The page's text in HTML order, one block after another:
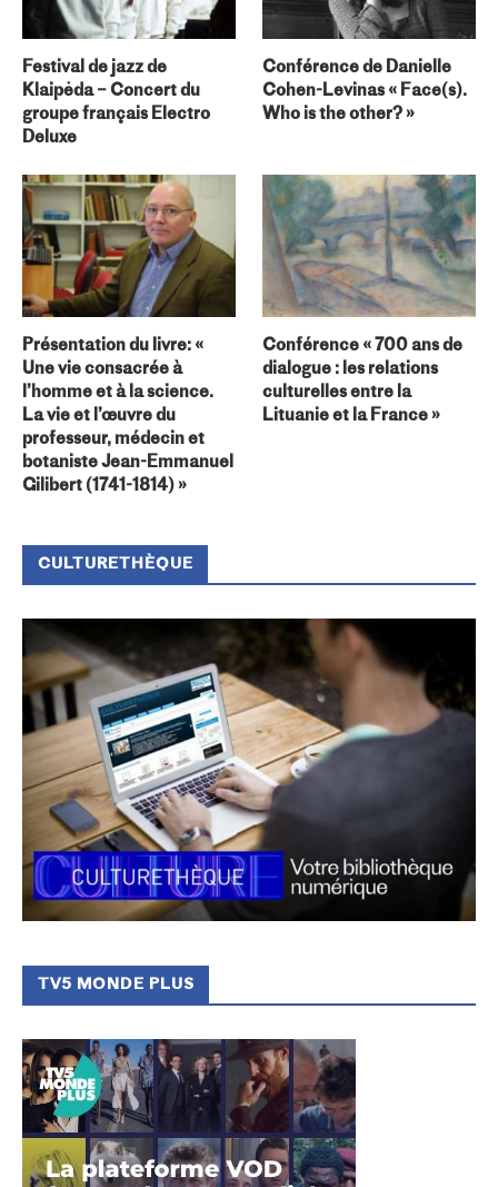
Festival de jazz de
Klaipėda – Concert du
groupe français Electro
Deluxe
Conférence de Danielle
Cohen-Levinas « Face(s).
Who is the other? »
Présentation du livre: «
Une vie consacrée à
l’homme et à la science.
La vie et l’œuvre du
professeur, médecin et
botaniste Jean-Emmanuel
Gilibert (1741-1814) »
Conférence « 700 ans de
dialogue : les relations
culturelles entre la
Lituanie et la France »
CULTURETHÈQUE
TV5 MONDE PLUS